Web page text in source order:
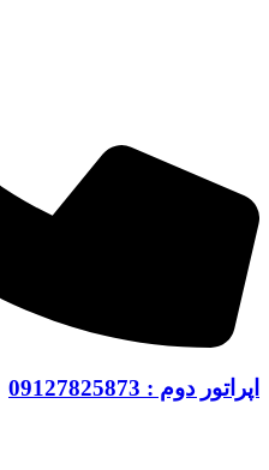
اپراتور دوم : 09127825873